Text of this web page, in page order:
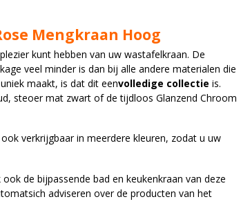
Mengkraan Hoog
kunt hebben van uw wastafelkraan. De
veel minder is dan bij alle andere materialen die
maakt, is dat dit eenvolledige collectie is.
steoer mat zwart of de tijdloos Glanzend Chroom
verkrijgbaar in meerdere kleuren, zodat u uw
de bijpassende bad en keukenkraan van deze
adviseren over de producten van het